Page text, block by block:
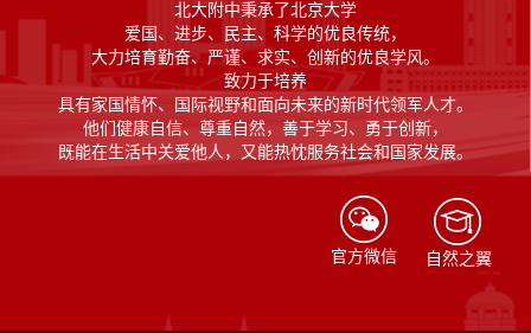
北大附中秉承了北京大学
爱国、进步、民主、科学的优良传统，
大力培育勤奋、严谨、求实、创新的优良学风。
致力于培养
具有家国情怀、国际视野和面向未来的新时代领军人才。
他们健康自信、尊重自然，善于学习、勇于创新，
既能在生活中关爱他人，又能热忱服务社会和国家发展。
官方微信 自然之翼